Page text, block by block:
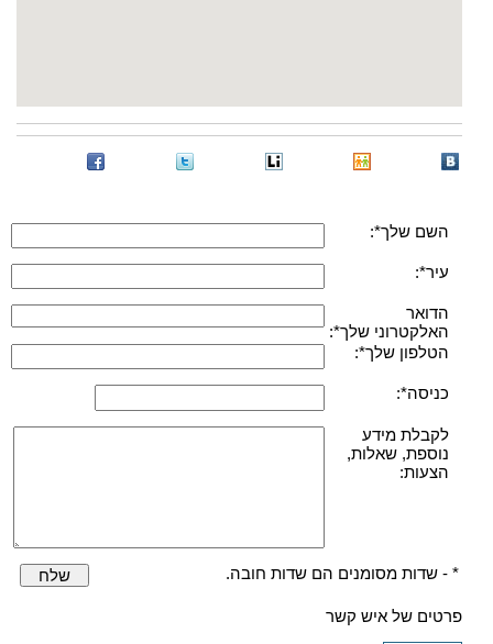
השם שלך*:
עיר*:
הדואר
האלקטרוני שלך*:
הטלפון שלך*:
כניסה*:
לקבלת מידע
נוספת, שאלות,
הצעות:
* - שדות מסומנים הם שדות חובה. שלח
פרטים של איש קשר